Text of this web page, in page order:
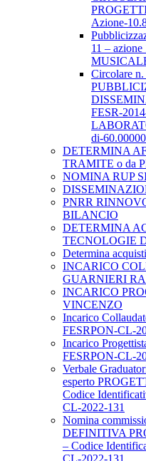
Azione-
11 –
Circolare
FESR-
di-
DETERMINA
TRAMITE o da
NOMINA RUP
PNRR
BILANCIO
DETERMINA
TECNOLOGIE
Determina
INCARICO
GUARNIERI
INCARICO
VINCENZO
Incarico
FESRPON-CL-
Incarico
FESRPON-CL-
Verbale
esperto
Codice
CL-2022-131
Nomina
DEFINITIVA
– Codice